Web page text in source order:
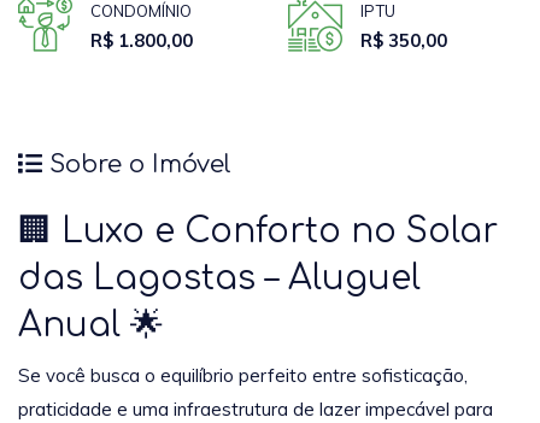
CONDOMÍNIO
R$ 1.800,00
IPTU
R$ 350,00
Sobre o Imóvel
🏢 Luxo e Conforto no Solar
das Lagostas – Aluguel
Anual 🌟
Se você busca o equilíbrio perfeito entre sofisticação,
praticidade e uma infraestrutura de lazer impecável para